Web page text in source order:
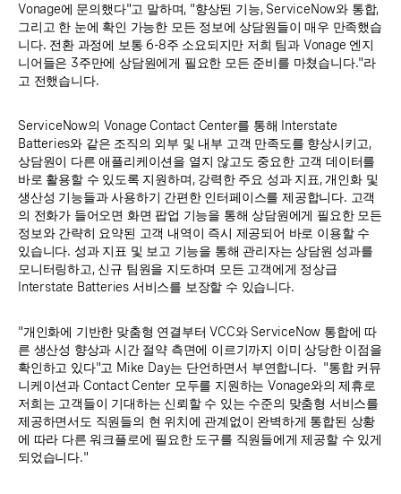
Vonage에 문의했다"고 말하며, "향상된 기능, ServiceNow와 통합,
그리고 한 눈에 확인 가능한 모든 정보에 상담원들이 매우 만족했습
니다. 전환 과정에 보통 6-8주 소요되지만 저희 팀과 Vonage 엔지
니어들은 3주만에 상담원에게 필요한 모든 준비를 마쳤습니다."라
고 전했습니다.
ServiceNow의 Vonage Contact Center를 통해 Interstate
Batteries와 같은 조직의 외부 및 내부 고객 만족도를 향상시키고,
상담원이 다른 애플리케이션을 열지 않고도 중요한 고객 데이터를
바로 활용할 수 있도록 지원하며, 강력한 주요 성과 지표, 개인화 및
생산성 기능들과 사용하기 간편한 인터페이스를 제공합니다. 고객
의 전화가 들어오면 화면 팝업 기능을 통해 상담원에게 필요한 모든
정보와 간략히 요약된 고객 내역이 즉시 제공되어 바로 이용할 수
있습니다. 성과 지표 및 보고 기능을 통해 관리자는 상담원 성과를
모니터링하고, 신규 팀원을 지도하며 모든 고객에게 정상급
Interstate Batteries 서비스를 보장할 수 있습니다.
"개인화에 기반한 맞춤형 연결부터 VCC와 ServiceNow 통합에 따
른 생산성 향상과 시간 절약 측면에 이르기까지 이미 상당한 이점을
확인하고 있다"고 Mike Day는 단언하면서 부연합니다. "통합 커뮤
니케이션과 Contact Center 모두를 지원하는 Vonage와의 제휴로
저희는 고객들이 기대하는 신뢰할 수 있는 수준의 맞춤형 서비스를
제공하면서도 직원들의 현 위치에 관계없이 완벽하게 통합된 상황
에 따라 다른 워크플로에 필요한 도구를 직원들에게 제공할 수 있게
되었습니다."